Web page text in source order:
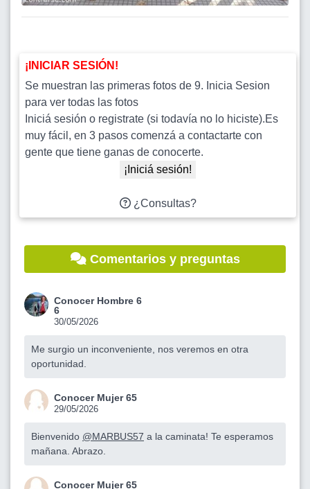
¡INICIAR SESIÓN!
Se muestran las primeras fotos de 9. Inicia Sesion
para ver todas las fotos
Iniciá sesión o registrate (si todavía no lo hiciste).Es
muy fácil, en 3 pasos comenzá a contactarte con
gente que tiene ganas de conocerte.
¡Iniciá sesión!
¿Consultas?
Comentarios y preguntas
Conocer Hombre 6
6
30/05/2026
Me surgio un inconveniente, nos veremos en otra
oportunidad.
Conocer Mujer 65
29/05/2026
Bienvenido @MARBUS57 a la caminata! Te esperamos
mañana. Abrazo.
Conocer Mujer 65